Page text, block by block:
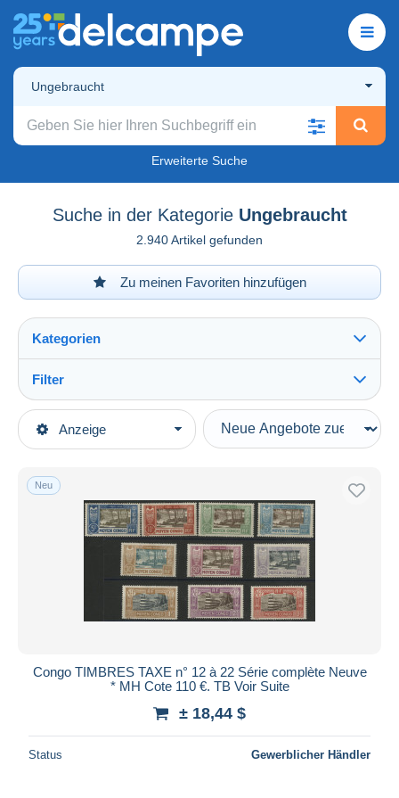
Ungebraucht
Erweiterte Suche
Suche in der Kategorie Ungebraucht
2.940 Artikel gefunden
Zu meinen Favoriten hinzufügen
Anzeige
Kategorien
Hauptkategorien
Europa
Frankreich (alte Kolonien und Herrschaften)
Französisch-Kongo (1891-1960)
Filter
Art der Verkäufe
Laufende Angebote
Auktionen mit Geboten
Auktionen ohne Gebote
Auktionshäuser
Preis
Neu
Congo TIMBRES TAXE n° 12 à 22 Série complète Neuve
* MH Cote 110 €. TB Voir Suite
± 18,44 $
Status Gewerblicher Händler